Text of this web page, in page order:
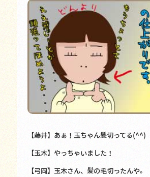
【藤井】あぁ！玉ちゃん髪切ってる(^^)
【玉木】やっちゃいました！
【弓岡】玉木さん、髪の毛切ったんや。